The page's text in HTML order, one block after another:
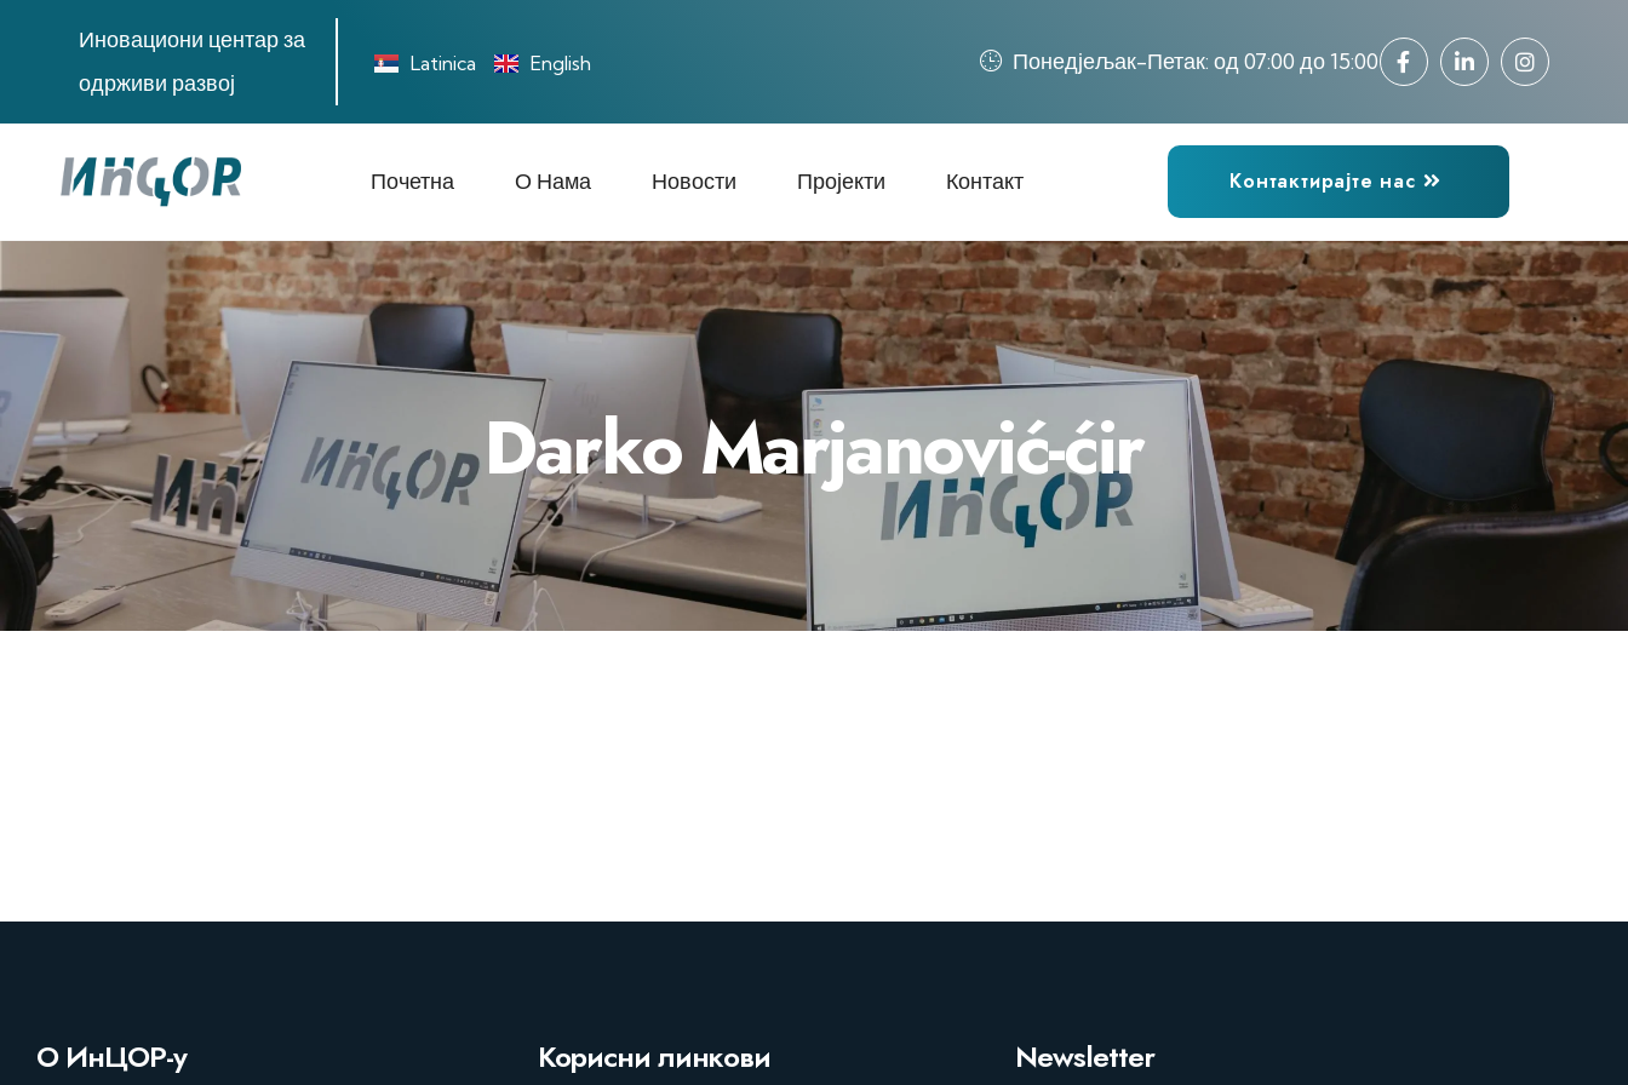
Иновациони центар за
одрживи развој
Latinica English Понед‌јељак-Петак: од 07:00 до 15:00
Почетна О Нама Новости Пројекти Контакт Контактирајте нас
Darko Marjanović-ćir
О ИнЦОР-у Корисни линкови Newsletter